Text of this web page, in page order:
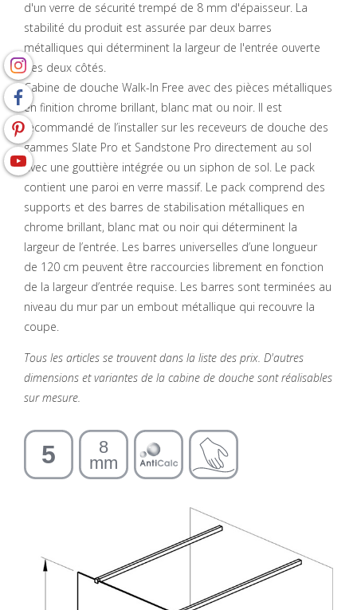
d'un verre de sécurité trempé de 8 mm d'épaisseur. La
stabilité du produit est assurée par deux barres
métalliques qui déterminent la largeur de l'entrée ouverte
des deux côtés.
Cabine de douche Walk-In Free avec des pièces métalliques
en finition chrome brillant, blanc mat ou noir. Il est
recommandé de l’installer sur les receveurs de douche des
gammes Slate Pro et Sandstone Pro directement au sol
avec une gouttière intégrée ou un siphon de sol. Le pack
contient une paroi en verre massif. Le pack comprend des
supports et des barres de stabilisation métalliques en
chrome brillant, blanc mat ou noir qui déterminent la
largeur de l’entrée. Les barres universelles d’une longueur
de 120 cm peuvent être raccourcies librement en fonction
de la largeur d’entrée requise. Les barres sont terminées au
niveau du mur par un embout métallique qui recouvre la
coupe.
Tous les articles se trouvent dans la liste des prix. D'autres
dimensions et variantes de la cabine de douche sont réalisables
sur mesure.